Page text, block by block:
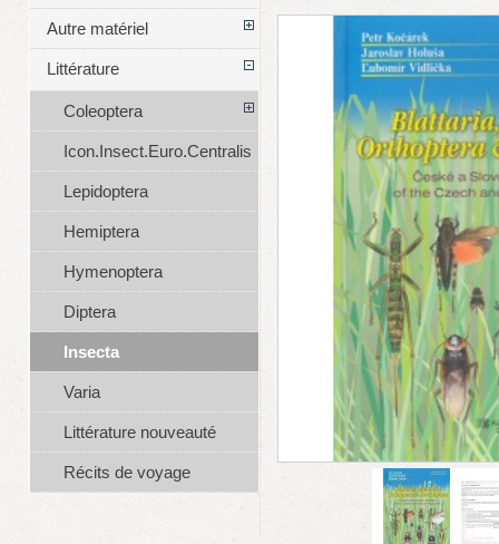
Autre matériel
Littérature
Coleoptera
Icon.Insect.Euro.Centralis
Lepidoptera
Hemiptera
Hymenoptera
Diptera
Insecta
Varia
Littérature nouveauté
Récits de voyage